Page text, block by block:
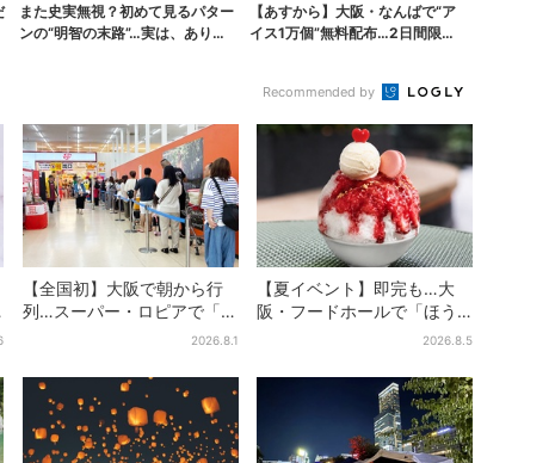
また史実無視？初めて見るパター
ンの“明智の末路”…実は、ありえ
【あすから】大阪・なんばで“ア
イス1万個”無料配布…2日間限定
Recommended by
【全国初】大阪で朝から行
列…スーパー・ロピアで「ど
デカ抽選会」、開始30分2026.8.1
【夏イベント】即完も…大
阪・フードホールで「ほう
せき箱」の“限定かき氷”が復
2026.8.5